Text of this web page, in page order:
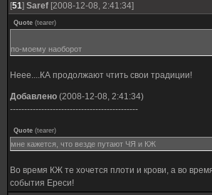
[51] Saref [2008-12-08, 2:41:34]
Quote (tearer)
по-моему наоборот
Неее....КА продолжают чтить свои традиции!
Добавлено (2008-12-08, 2:41:34)
---------------------------------------------
Quote (tearer)
мне кажется, что везде путают ЧЯ и КЖ
Во время КЖ те хочется плоти и крови, а во
события Ереси!